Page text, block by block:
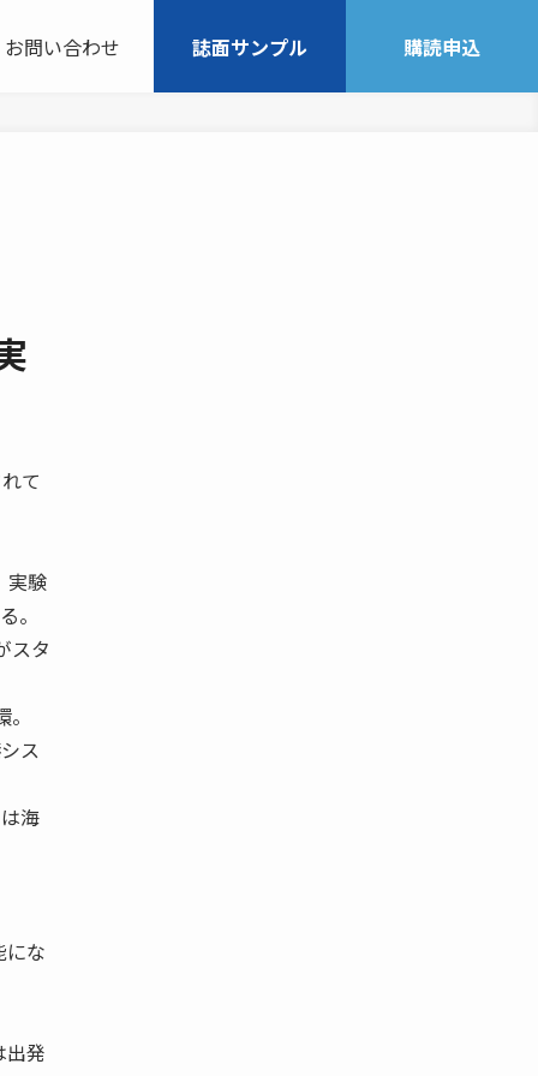
お問い合わせ 誌面サンプル 購読申込
て
実験
。
スタ
ス
海
にな
出発